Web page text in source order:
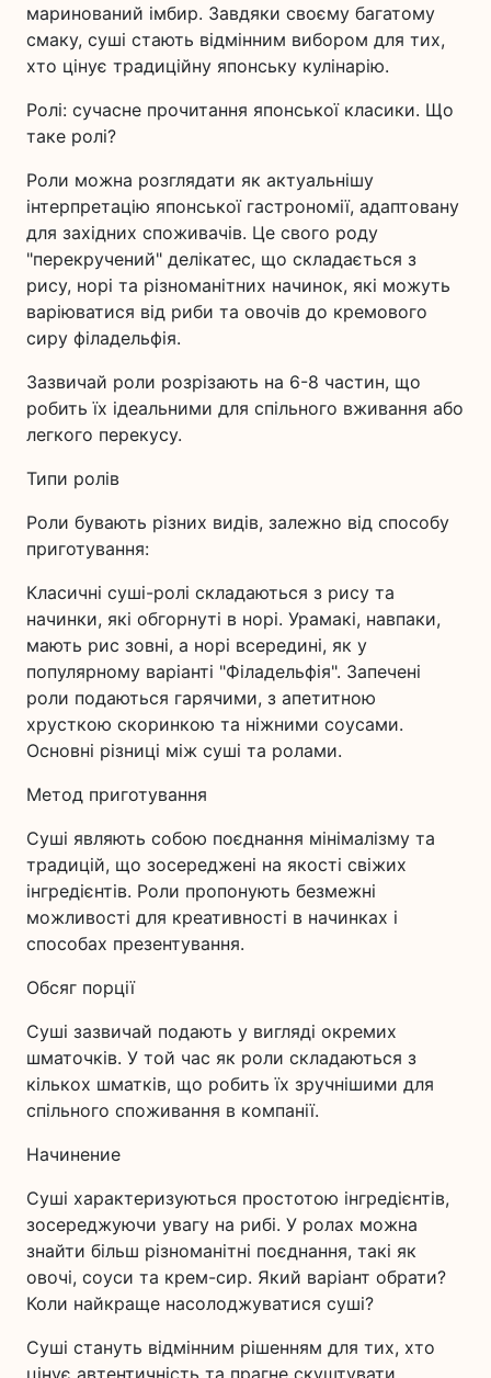
маринований імбир. Завдяки своєму багатому
смаку, суші стають відмінним вибором для тих,
хто цінує традиційну японську кулінарію.
Ролі: сучасне прочитання японської класики. Що
таке ролі?
Роли можна розглядати як актуальнішу
інтерпретацію японської гастрономії, адаптовану
для західних споживачів. Це свого роду
"перекручений" делікатес, що складається з
рису, норі та різноманітних начинок, які можуть
варіюватися від риби та овочів до кремового
сиру філадельфія.
Зазвичай роли розрізають на 6-8 частин, що
робить їх ідеальними для спільного вживання або
легкого перекусу.
Типи ролів
Роли бувають різних видів, залежно від способу
приготування:
Класичні суші-ролі складаються з рису та
начинки, які обгорнуті в норі. Урамакі, навпаки,
мають рис зовні, а норі всередині, як у
популярному варіанті "Філадельфія". Запечені
роли подаються гарячими, з апетитною
хрусткою скоринкою та ніжними соусами.
Основні різниці між суші та ролами.
Метод приготування
Суші являють собою поєднання мінімалізму та
традицій, що зосереджені на якості свіжих
інгредієнтів. Роли пропонують безмежні
можливості для креативності в начинках і
способах презентування.
Обсяг порції
Суші зазвичай подають у вигляді окремих
шматочків. У той час як роли складаються з
кількох шматків, що робить їх зручнішими для
спільного споживання в компанії.
Начинение
Суші характеризуються простотою інгредієнтів,
зосереджуючи увагу на рибі. У ролах можна
знайти більш різноманітні поєднання, такі як
овочі, соуси та крем-сир. Який варіант обрати?
Коли найкраще насолоджуватися суші?
Суші стануть відмінним рішенням для тих, хто
цінує автентичність та прагне скуштувати